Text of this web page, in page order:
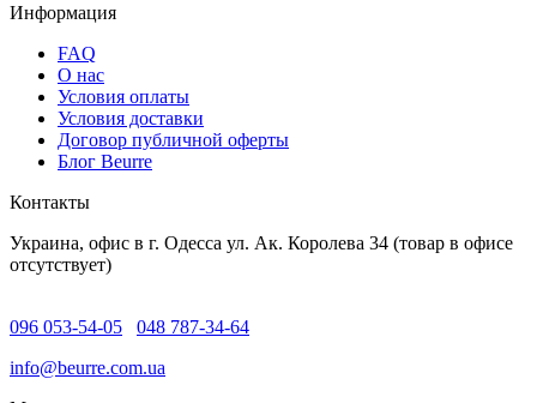
Информация
FAQ
O нас
Условия оплаты
Условия доставки
Договор публичной оферты
Блог Beurre
Контакты
Украина, офис в г. Одесса ул. Ак. Королева 34 (товар в офисе
отсутствует)
096 053-54-05
048 787-34-64
info@beurre.com.ua